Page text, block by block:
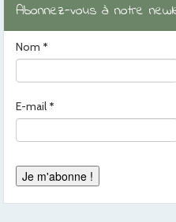
Abonnez-vous à notre
Nom *
E-mail *